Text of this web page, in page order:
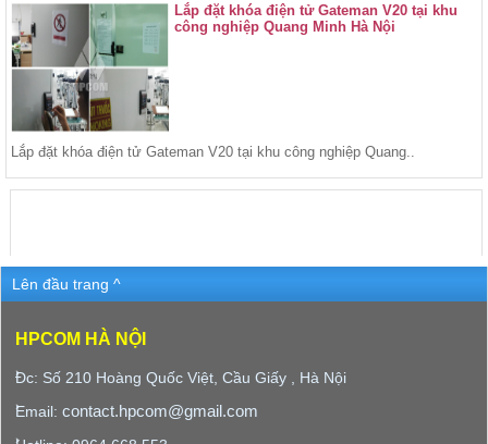
Lắp đặt khóa điện tử Gateman V20 tại khu
công nghiệp Quang Minh Hà Nội
Lắp đặt khóa điện tử Gateman V20 tại khu công nghiệp Quang..
Lên đầu trang ^
HPCOM HÀ NỘI
Đc: Số 210 Hoàng Quốc Việt, Cầu Giấy , Hà Nội
Email:contact.hpcom@gmail.com